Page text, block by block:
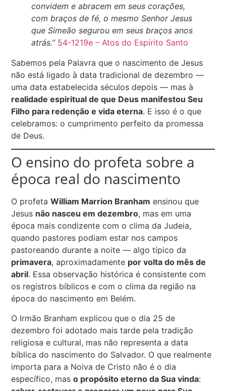
convidem e abracem em seus corações,
com braços de fé, o mesmo Senhor Jesus
que Simeão segurou em seus braços anos
atrás.” 54-1219e – Atos do Espírito Santo
Sabemos pela Palavra que o nascimento de Jesus
não está ligado à data tradicional de dezembro —
uma data estabelecida séculos depois — mas à
realidade espiritual de que Deus manifestou Seu
Filho para redenção e vida eterna. E isso é o que
celebramos: o cumprimento perfeito da promessa
de Deus.
O ensino do profeta sobre a
época real do nascimento
O profetaWilliam Marrion Branham ensinou que
Jesus não nasceu em dezembro, mas em uma
época mais condizente com o clima da Judeia,
quando pastores podiam estar nos campos
pastoreando durante a noite — algo típico da
primavera, aproximadamente por volta do mês de
abril. Essa observação histórica é consistente com
os registros bíblicos e com o clima da região na
época do nascimento em Belém.
O Irmão Branham explicou que o dia 25 de
dezembro foi adotado mais tarde pela tradição
religiosa e cultural, mas não representa a data
bíblica do nascimento do Salvador. O que realmente
importa para a Noiva de Cristo não é o dia
específico, maso propósito eterno da Sua vinda: